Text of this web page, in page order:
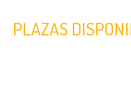
PLAZAS